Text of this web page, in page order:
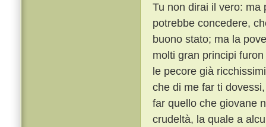
Tu non dirai il vero: ma
potrebbe concedere,
buono stato; ma la
molti gran principi
le pecore già
che di me far ti
far quello che giovane
crudeltà, la quale a